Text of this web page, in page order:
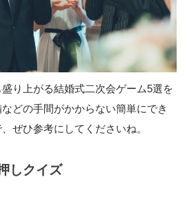
り上がる結婚式二次会ゲーム5選を
どの手間がかからない簡単にでき
ぜひ参考にしてくださいね。
しクイズ